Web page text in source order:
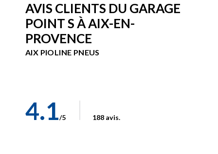
AVIS CLIENTS DU GARAGE
POINT S À AIX-EN-
PROVENCE
AIX PIOLINE PNEUS
4.1/5 188 avis.